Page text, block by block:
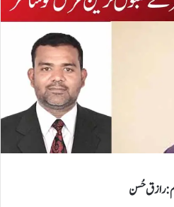
: رازق حُسن